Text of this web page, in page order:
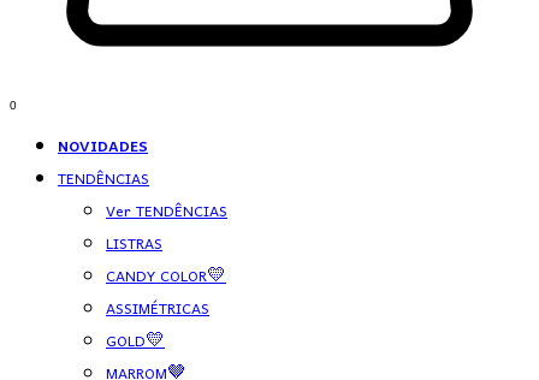
0
NOVIDADES
TENDÊNCIAS
Ver TENDÊNCIAS
LISTRAS
CANDY COLOR💛
ASSIMÉTRICAS
GOLD💛